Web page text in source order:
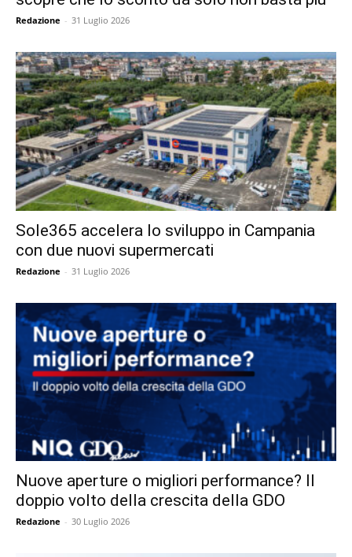
Redazione - 31 Luglio 2026
Sole365 accelera lo sviluppo in Campania
con due nuovi supermercati
Redazione - 31 Luglio 2026
Nuove aperture o migliori performance? Il
doppio volto della crescita della GDO
Redazione - 30 Luglio 2026